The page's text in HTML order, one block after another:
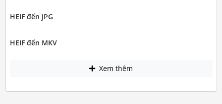
HEIF đến JPG
HEIF đến MKV
Xem thêm